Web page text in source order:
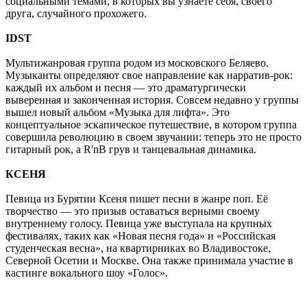
друга, случайного прохожего.
IDST
Мультижанровая группа родом из московского Беляево.
Музыканты определяют свое направление как нарратив-рок:
каждый их альбом и песня — это драматургически
выверенная и законченная история. Совсем недавно у группы
вышел новый альбом «Музыка для лифта». Это
концептуальное эскапическое путешествие, в котором группа
совершила революцию в своем звучании: теперь это не просто
гитарный рок, а R'nВ грув и танцевальная динамика.
КСЕНЯ
Певица из Бурятии Ксеня пишет песни в жанре поп. Её
творчество — это призыв оставаться верными своему
внутреннему голосу. Певица уже выступала на крупных
фестивалях, таких как «Новая песня года» и «Российская
студенческая весна», на квартирниках во Владивостоке,
Северной Осетии и Москве. Она также принимала участие в
кастинге вокального шоу «Голос».